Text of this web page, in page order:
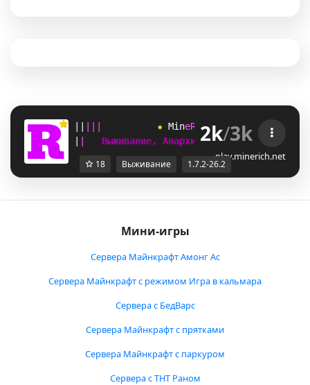
★ Mi neR ich ★ [1.7.2-26.2
Выживание, Анархия, SkyBlock,
2k/3k
play.minerich.net
18 Выживание 1.7.2-26.2
Мини-игры
Сервера Майнкрафт Амонг Ас
Сервера Майнкрафт с режимом Игра в кальмара
Сервера с БедВарс
Сервера Майнкрафт с прятками
Сервера Майнкрафт с паркуром
Сервера с ТНТ Раном